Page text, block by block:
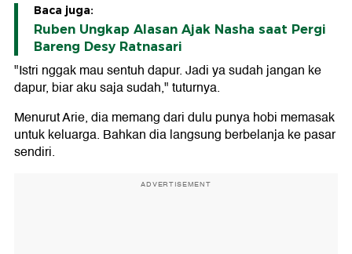
Baca juga:
Ruben Ungkap Alasan Ajak Nasha saat Pergi
Bareng Desy Ratnasari
"Istri nggak mau sentuh dapur. Jadi ya sudah jangan ke
dapur, biar aku saja sudah," tuturnya.
Menurut Arie, dia memang dari dulu punya hobi memasak
untuk keluarga. Bahkan dia langsung berbelanja ke pasar
sendiri.
ADVERTISEMENT